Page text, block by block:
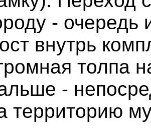
- очередь
внутрь
толпа
-
территорию